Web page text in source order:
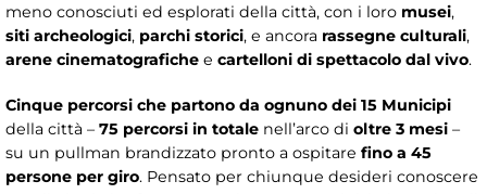
meno conosciuti ed esplorati della città, con i loro musei,
siti archeologici, parchi storici, e ancora rassegne culturali,
arene cinematografiche e cartelloni di spettacolo dal vivo.
Cinque percorsi che partono da ognuno dei 15 Municipi
della città – 75 percorsi in totale nell’arco di oltre 3 mesi –
su un pullman brandizzato pronto a ospitare fino a 45
persone per giro. Pensato per chiunque desideri conoscere